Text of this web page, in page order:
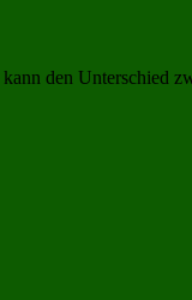
kann den Unterschied